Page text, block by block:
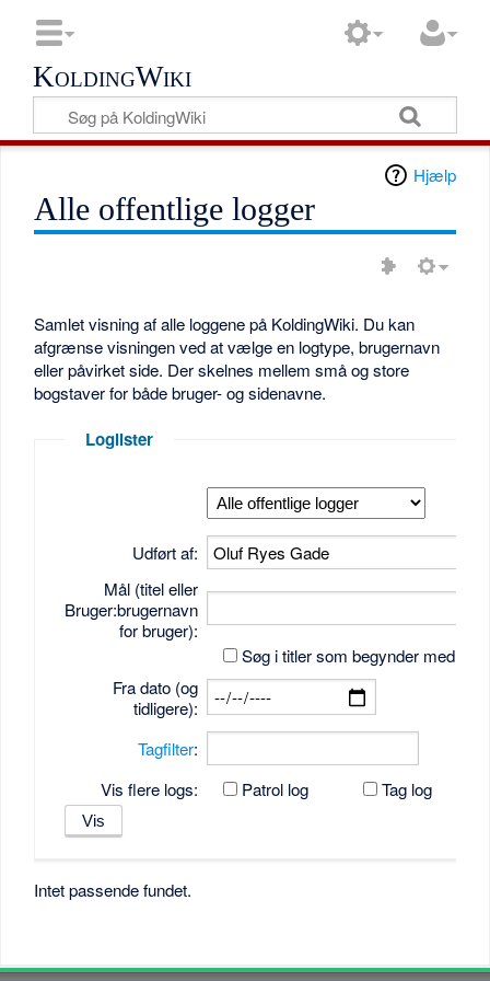
KoldingWiki
Hjælp
Alle offentlige logger
Samlet visning af alle loggene på KoldingWiki. Du kan
afgrænse visningen ved at vælge en logtype, brugernavn
eller påvirket side. Der skelnes mellem små og store
bogstaver for både bruger- og sidenavne.
Loglister
Udført af:
Mål (titel eller
Bruger:brugernavn
for bruger):
Søg i titler som begynder med
Fra dato (og
tidligere):
Tagfilter:
Vis flere logs:
Patrol log Tag log
Intet passende fundet.